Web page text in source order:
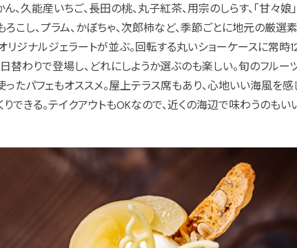
ん、久能産いちご、長田の桃、丸子紅茶、用宗のしらす、「甘々娘
ろこし、プラム、かぼちゃ、次郎柿など、季節ごとに地元の厳選
リジナルジェラートが並ぶ。回転する丸いショーケースに常時
替わりで登場し、どれにしようか選ぶのも楽しい。旬のフルー
ったパフェもオススメ。屋上テラス席もあり、心地いい海風を感
りできる。テイクアウトもOKなので、近くの海辺で味わうのもい